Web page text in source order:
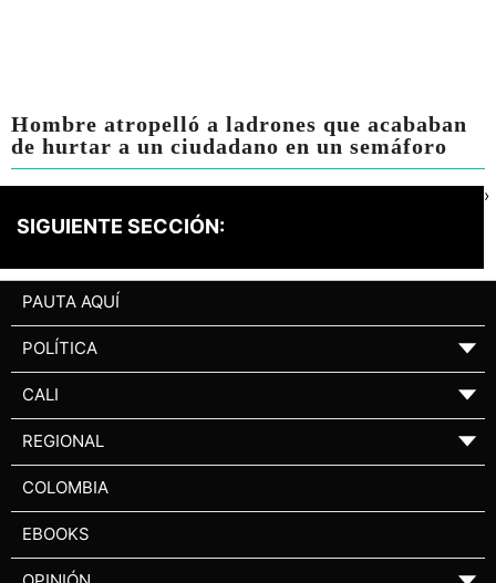
Hombre atropelló a ladrones que acababan
de hurtar a un ciudadano en un semáforo
SIGUIENTE SECCIÓN:
›
PAUTA AQUÍ
POLÍTICA ▼
CALI ▼
REGIONAL ▼
COLOMBIA
EBOOKS